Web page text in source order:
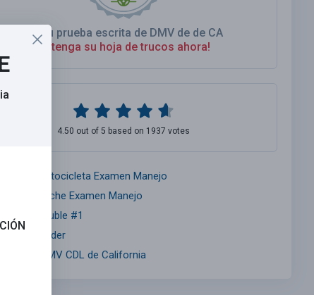
As Su prueba escrita de DMV de de CA
Obtenga su hoja de trucos ahora!
4.50 out of 5 based on 1937 votes
Motocicleta Examen Manejo
Coche Examen Manejo
Double #1
Finder
del DMV CDL de California